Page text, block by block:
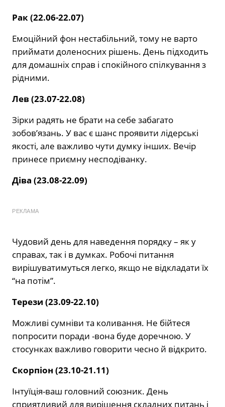
Рак (22.06-22.07)
Емоційний фон нестабільний, тому не варто
приймати доленосних рішень. День підходить
для домашніх справ і спокійного спілкування з
рідними.
Лев (23.07-22.08)
Зірки радять не брати на себе забагато
зобов’язань. У вас є шанс проявити лідерські
якості, але важливо чути думку інших. Вечір
принесе приємну несподіванку.
Діва (23.08-22.09)
РЕКЛАМА
Чудовий день для наведення порядку – як у
справах, так і в думках. Робочі питання
вирішуватимуться легко, якщо не відкладати їх
“на потім”.
Терези (23.09-22.10)
Можливі сумніви та коливання. Не бійтеся
попросити поради -вона буде доречною. У
стосунках важливо говорити чесно й відкрито.
Скорпіон (23.10-21.11)
Інтуїція-ваш головний союзник. День
сприятливий для вирішення складних питань і